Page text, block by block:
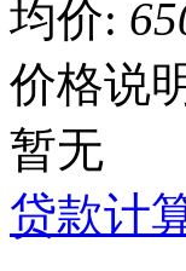
均价:
价格说
暂无
贷款计